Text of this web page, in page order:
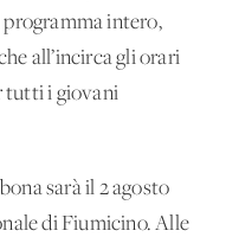
programma intero,
all’incirca gli orari
tutti i giovani
sarà il 2 agosto
di Fiumicino. Alle